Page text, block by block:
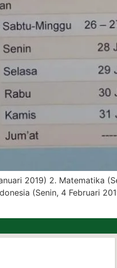
2019) 2. Matematika
(Senin, 4 Februari